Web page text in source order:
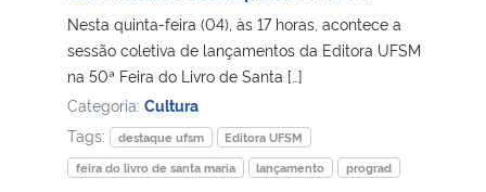
Nesta quinta-feira (04), às 17 horas, acontece a
sessão coletiva de lançamentos da Editora UFSM
na 50ª Feira do Livro de Santa […]
Categoria: Cultura
Tags:
destaque ufsm
Editora UFSM
feira do livro de santa maria
lançamento prograd